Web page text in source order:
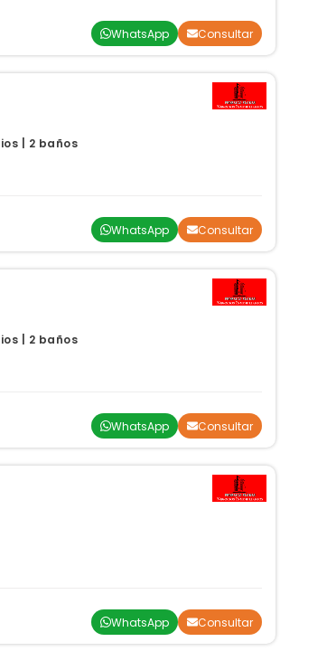
WhatsApp Consultar
| 2 baños
WhatsApp Consultar
| 2 baños
WhatsApp Consultar
WhatsApp Consultar